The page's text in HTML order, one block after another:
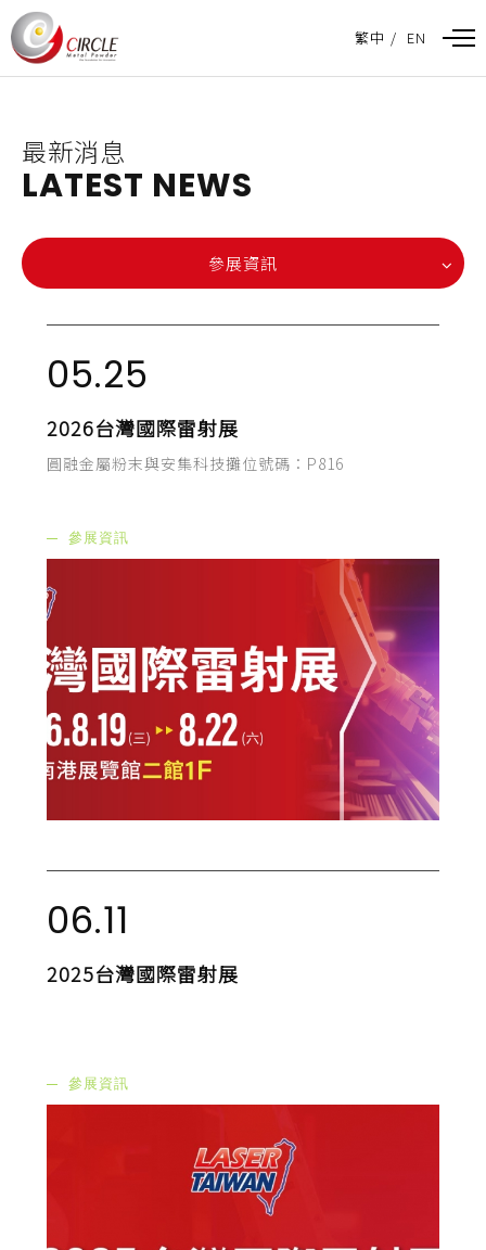
最新消息
LATEST NEWS
參展資訊
05.25
2026台灣國際雷射展
圓融金屬粉末與安集科技攤位號碼：P816
參展資訊
06.11
2025台灣國際雷射展
參展資訊